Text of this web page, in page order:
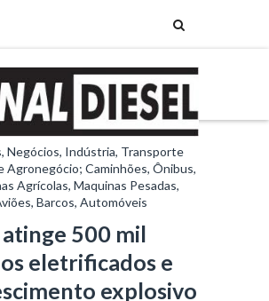
Negócios, Indústria, Transporte
Agronegócio; Caminhões, Ônibus,
Agrícolas, Maquinas Pesadas,
Barcos, Automóveis
500 mil
eletrificados e
explosivo